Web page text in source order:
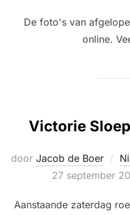
De foto's van
online.
Victorie
door Jacob de Boer
Geplaatst
27 september
Aanstaande zaterdag